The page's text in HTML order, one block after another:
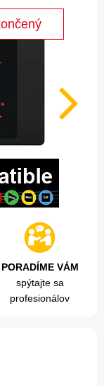
PORADÍME VÁM
spýtajte sa
profesionálov